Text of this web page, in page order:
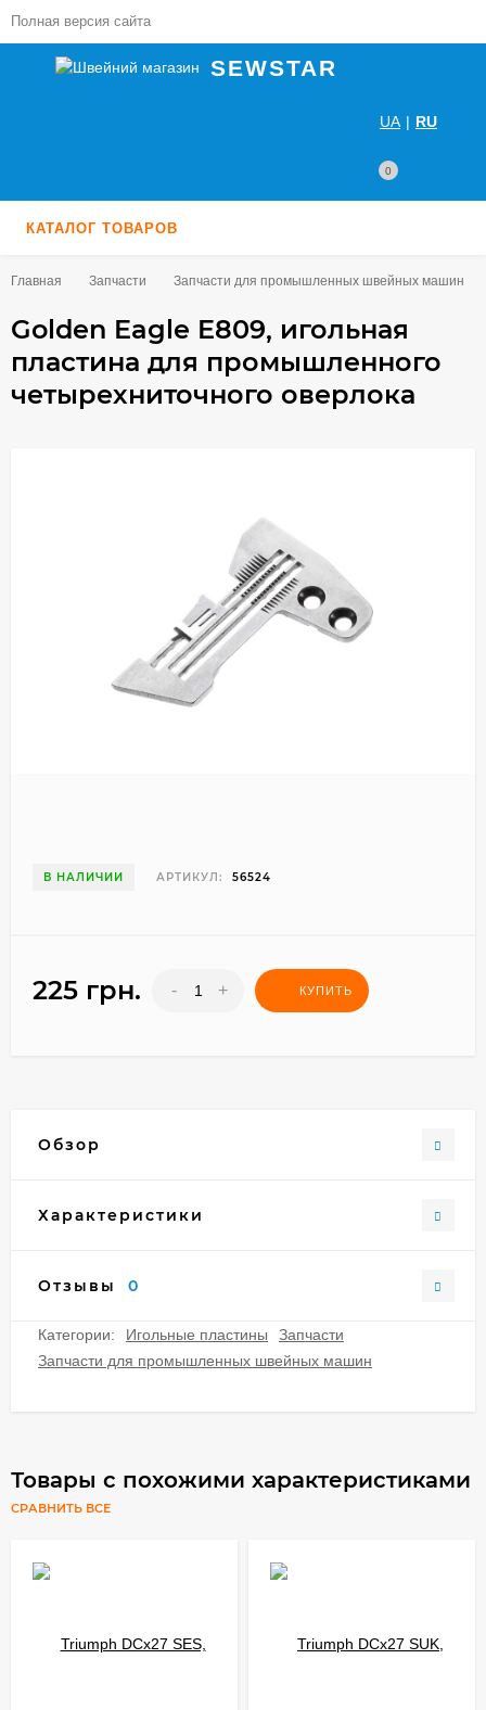
Полная версия сайта
UA | RU
0
SEWSTAR
КАТАЛОГ ТОВАРОВ
Главная Запчасти Запчасти для промышленных швейных машин
Golden Eagle E809, игольная
пластина для промышленного
четырехниточного оверлока
В НАЛИЧИИ АРТИКУЛ: 56524
225 грн. - + КУПИТЬ
Обзор
Характеристики
Отзывы 0
Категории: Игольные пластины
Запчасти
Запчасти для промышленных швейных машин
Товары с похожими характеристиками
СРАВНИТЬ ВСЕ